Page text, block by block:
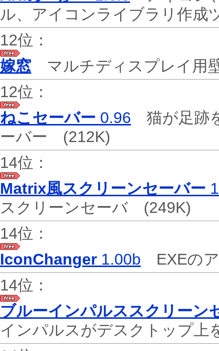
ル、アイコンライブラリ作
12位：
嫁窓 マルチディスプレイ
12位：
ねこセーバー 0.96 猫が足跡
ーバー (212K)
14位：
Matrix風スクリーンセーバー
スクリーンセーバ (249K)
14位：
IconChanger 1.00b EXEの
14位：
ブルーインパルススクリーン
インパルスがデスクトップ